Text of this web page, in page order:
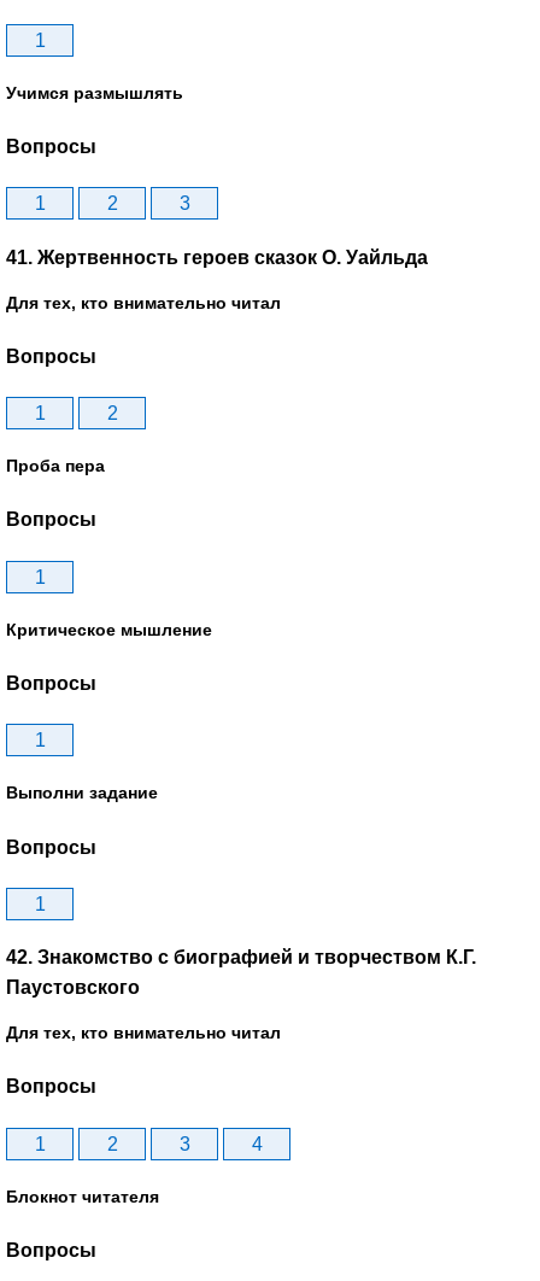
1
Учимся размышлять
Вопросы
1 2 3
41. Жертвенность героев сказок О. Уайльда
Для тех, кто внимательно читал
Вопросы
1 2
Проба пера
Вопросы
1
Критическое мышление
Вопросы
1
Выполни задание
Вопросы
1
42. Знакомство с биографией и творчеством К.Г.
Паустовского
Для тех, кто внимательно читал
Вопросы
1 2 3 4
Блокнот читателя
Вопросы